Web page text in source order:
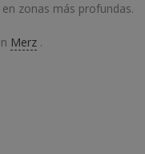
zonas más profundas.
Merz .